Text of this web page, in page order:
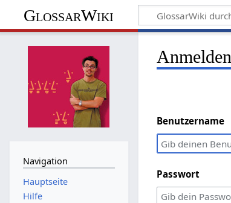
GlossarWiki
Anmelden
Benutzername
Passwort
Navigation
Hauptseite
Hilfe